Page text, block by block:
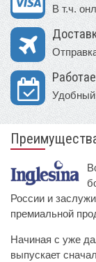
В т.ч.
России и
премиальной
Начиная с уже
выпускает